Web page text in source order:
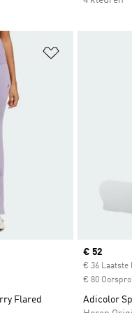
Op
Flared
Current
€ 52
€ 36 Laatste
€ 80
Adicolor